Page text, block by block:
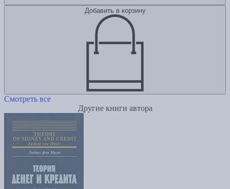
Добавить в корзину
Смотреть все
Другие книги автора